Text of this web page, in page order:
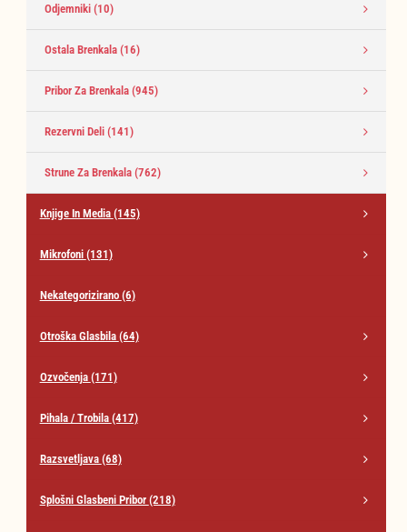
Odjemniki (10)
Ostala Brenkala (16)
Pribor Za Brenkala (945)
Rezervni Deli (141)
Strune Za Brenkala (762)
Knjige In Media (145)
Mikrofoni (131)
Nekategorizirano (6)
Otroška Glasbila (64)
Ozvočenja (171)
Pihala / Trobila (417)
Razsvetljava (68)
Splošni Glasbeni Pribor (218)